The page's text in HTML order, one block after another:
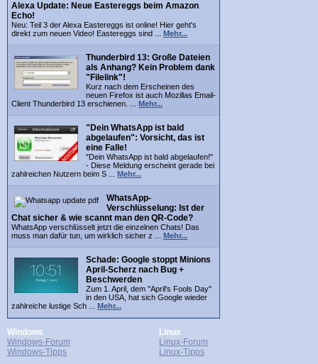
Alexa Update: Neue Eastereggs beim Amazon
Echo!
Neu: Teil 3 der Alexa Eastereggs ist online! Hier geht's
direkt zum neuen Video! Eastereggs sind ... Mehr...
Thunderbird 13: Große Dateien
als Anhang? Kein Problem dank
"Filelink"!
Kurz nach dem Erscheinen des
neuen Firefox ist auch Mozillas Email-
Client Thunderbird 13 erschienen. ... Mehr...
"Dein WhatsApp ist bald
abgelaufen": Vorsicht, das ist
eine Falle!
"Dein WhatsApp ist bald abgelaufen!"
- Diese Meldung erscheint gerade bei
zahlreichen Nutzern beim S ... Mehr...
WhatsApp-
Verschlüsselung: Ist der
Chat sicher & wie scannt man den QR-Code?
WhatsApp verschlüsselt jetzt die einzelnen Chats! Das
muss man dafür tun, um wirklich sicher z ... Mehr...
Schade: Google stoppt Minions
April-Scherz nach Bug +
Beschwerden
Zum 1. April, dem "April's Fools Day"
in den USA, hat sich Google wieder
zahlreiche lustige Sch ... Mehr...
Windows
Windows-Forum
Windows-Tipps
Linux
Linux-Forum
Linux-Tipps